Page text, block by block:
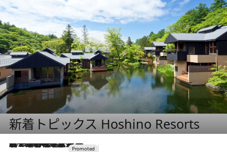
新着トピックス Hoshino Resorts
2026.8.7
【トンボの足水浴】ヒノキの香りに包まれて涼感マックス！約13℃の湧水かけ流しを避暑地「星野温泉 トンボの湯」で体験